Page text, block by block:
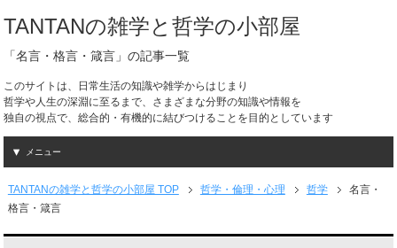
TANTANの雑学と哲学の小部屋
「名言・格言・箴言」の記事一覧
このサイトは、日常生活の知識や雑学からはじまり
哲学や人生の深淵に至るまで、さまざまな分野の知識や情報を
独自の視点で、総合的・有機的に結びつけることを目的としています
メニュー
TANTANの雑学と哲学の小部屋 TOP 哲学・倫理・心理 哲学
名言・
格言・箴言